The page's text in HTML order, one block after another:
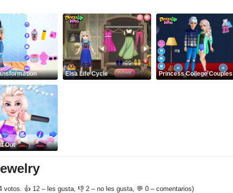
Elsa Life Cycle Princess College Couples
Out
votos. 👍 12 – les gusta, 👎 2 – no les gusta, 💬 0 – comentarios)